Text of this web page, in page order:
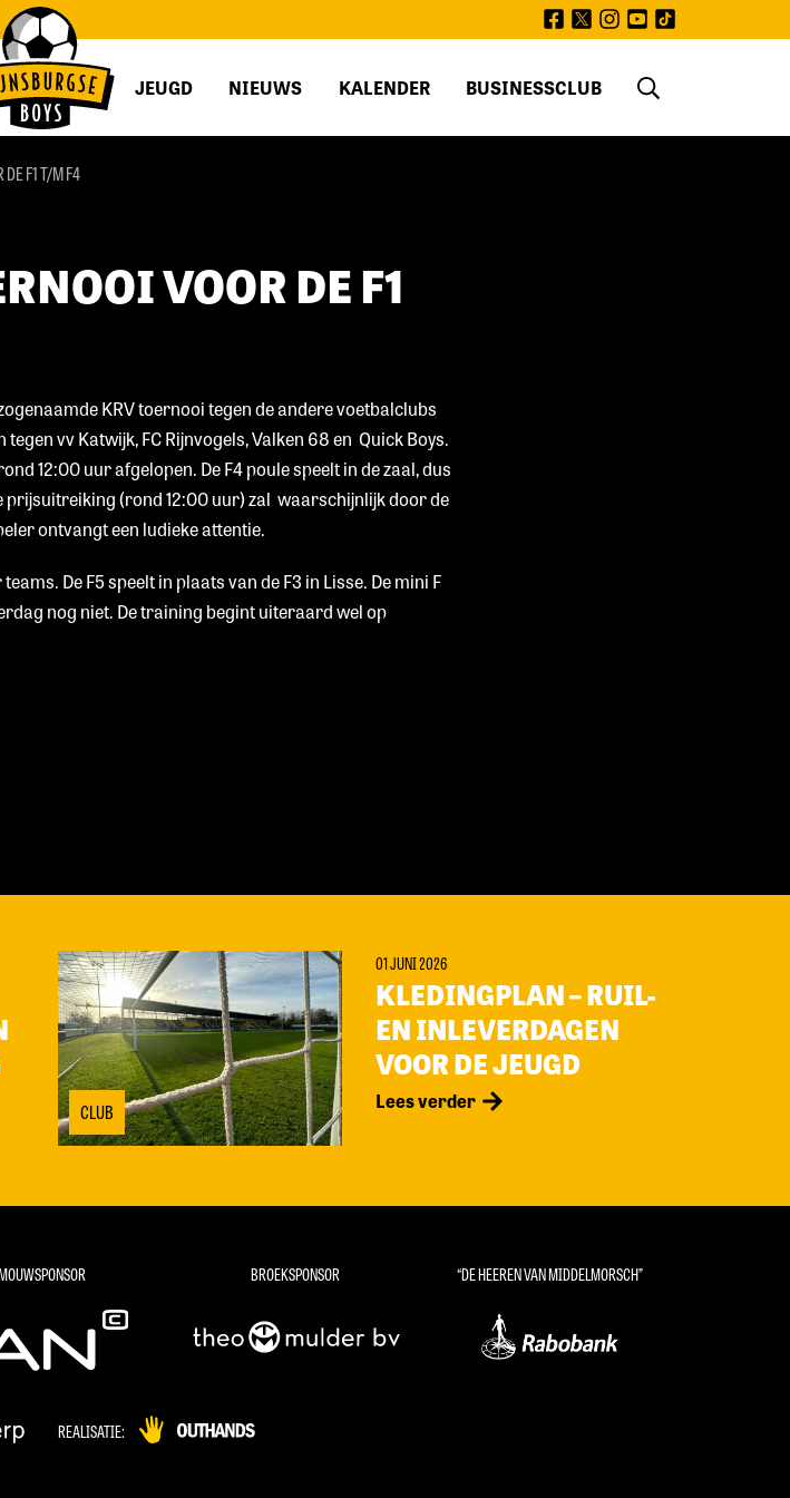
facebook
twitterinstagram
youtube
JEUGD NIEUWS KALENDER BUSINESSCLUB
F1 T/M F4
VOOR DE F1
KRV toernooi tegen de andere voetbalclubs
vv Katwijk, FC Rijnvogels, Valken 68 en Quick Boys.
12:00 uur afgelopen. De F4 poule speelt in de zaal, dus
prijsuitreiking (rond 12:00 uur) zal waarschijnlijk door de
ontvangt een ludieke attentie.
De F5 speelt in plaats van de F3 in Lisse. De mini F
nog niet. De training begint uiteraard wel op
CLUB
01 JUNI 2026
KLEDINGPLAN – RUIL-
EN INLEVERDAGEN
VOOR DE JEUGD
Lees verder
BROEKSPONSOR “DE HEEREN VAN MIDDELMORSCH”
REALISATIE: